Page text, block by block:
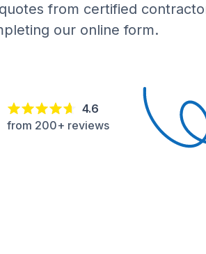
from certified
our online form.
4.6
from 200+ reviews